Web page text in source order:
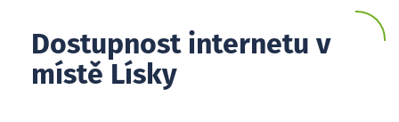
Dostupnost internetu v
místě Lísky